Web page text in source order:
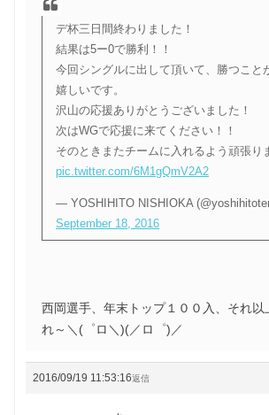
デ杯三日間終わりました！
結果は5ー0で勝利！！
今回シングルに出して頂いて、勝つこと
嬉しいです。
沢山の応援ありがとうございました！
次はWGで応援に来てください！！
そのときまたチームに入れるよう頑張り
pic.twitter.com/6M1gQmV2A2
— YOSHIHITO NISHIOKA
September 18, 2016
西岡選手、年末トップ１００入、それ
れ～＼(゜ロ＼)(／ロ゜)／
2016/09/19 11:53:16返信